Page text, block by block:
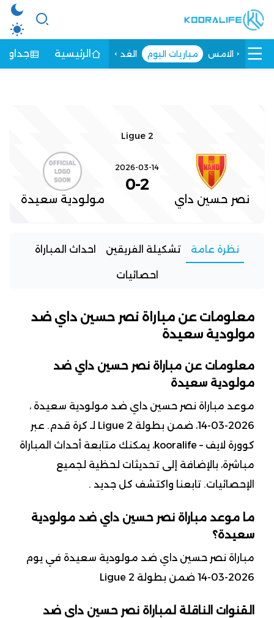
الامس مباريات اليوم الغد الرئيسية جداول
Ligue 2
نصر حسين داي
2026-03-14
2
-
0
مولودية سعيدة
نظرة عامة تشكيلة الفريقين احداث المباراة
احصائيات
معلومات عن مباراة نصر حسين داي ضد
مولودية سعيدة
معلومات عن مباراة نصر حسين داي ضد
مولودية سعيدة
موعد مباراة نصر حسين داي ضد مولودية سعيدة ،
2026-03-14، ضمن بطولة Ligue 2 لـ كرة قدم. عبر
كوورة لايف – kooralife، يمكنك متابعة أحداث المباراة
مباشرة، بالإضافة إلى تحديثات لحظية لجميع
الإحصائيات. تابعنا واكتشف كل جديد .
ما موعد مباراة نصر حسين داي ضد مولودية
سعيدة؟
مباراة نصر حسين داي ضد مولودية سعيدة في يوم
2026-03-14 ضمن بطولة Ligue 2
القنوات الناقلة لمباراة نصر حسين داي ضد